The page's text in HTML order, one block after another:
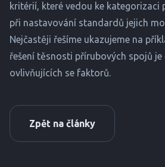
kritérií, které vedou ke kategorizaci
při nastavování standardů jejich
Nejčastěji řešíme ukazujeme na
řešení těsnosti přírubových spojů
ovlivňujících se faktorů.
Zpět na články